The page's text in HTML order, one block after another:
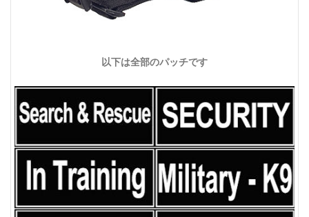
以下は全部のパッチです